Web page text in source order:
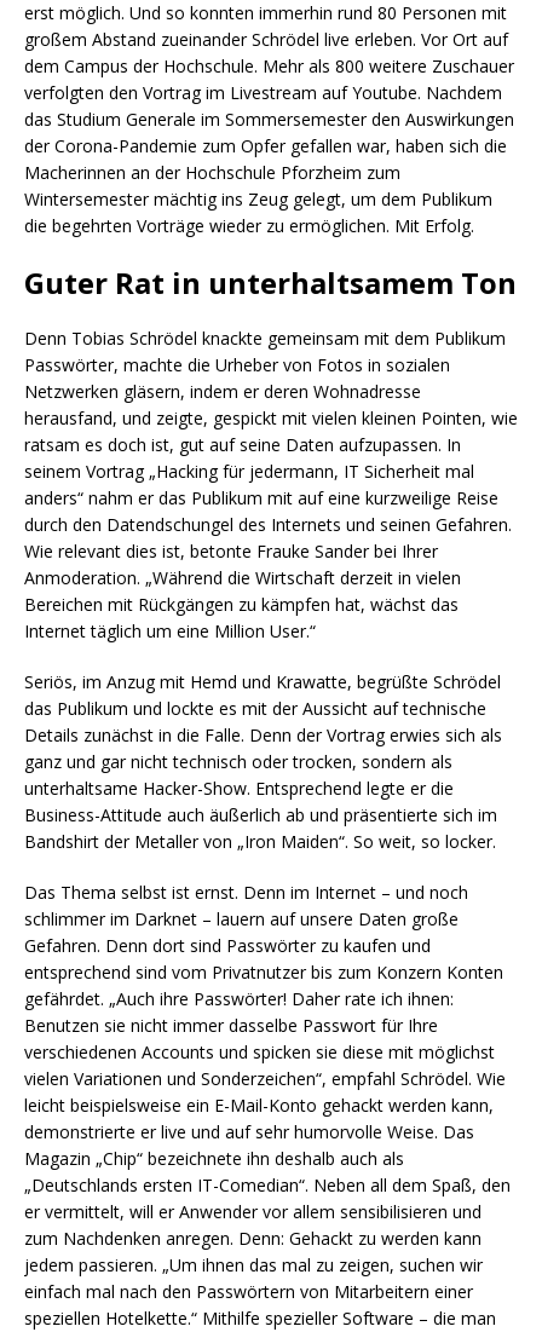
erst möglich. Und so konnten immerhin rund 80 Personen mit
großem Abstand zueinander Schrödel live erleben. Vor Ort auf
dem Campus der Hochschule. Mehr als 800 weitere Zuschauer
verfolgten den Vortrag im Livestream auf Youtube. Nachdem
das Studium Generale im Sommersemester den Auswirkungen
der Corona-Pandemie zum Opfer gefallen war, haben sich die
Macherinnen an der Hochschule Pforzheim zum
Wintersemester mächtig ins Zeug gelegt, um dem Publikum
die begehrten Vorträge wieder zu ermöglichen. Mit Erfolg.
Guter Rat in unterhaltsamem Ton
Denn Tobias Schrödel knackte gemeinsam mit dem Publikum
Passwörter, machte die Urheber von Fotos in sozialen
Netzwerken gläsern, indem er deren Wohnadresse
herausfand, und zeigte, gespickt mit vielen kleinen Pointen, wie
ratsam es doch ist, gut auf seine Daten aufzupassen. In
seinem Vortrag „Hacking für jedermann, IT Sicherheit mal
anders“ nahm er das Publikum mit auf eine kurzweilige Reise
durch den Datendschungel des Internets und seinen Gefahren.
Wie relevant dies ist, betonte Frauke Sander bei Ihrer
Anmoderation. „Während die Wirtschaft derzeit in vielen
Bereichen mit Rückgängen zu kämpfen hat, wächst das
Internet täglich um eine Million User.“
Seriös, im Anzug mit Hemd und Krawatte, begrüßte Schrödel
das Publikum und lockte es mit der Aussicht auf technische
Details zunächst in die Falle. Denn der Vortrag erwies sich als
ganz und gar nicht technisch oder trocken, sondern als
unterhaltsame Hacker-Show. Entsprechend legte er die
Business-Attitude auch äußerlich ab und präsentierte sich im
Bandshirt der Metaller von „Iron Maiden“. So weit, so locker.
Das Thema selbst ist ernst. Denn im Internet – und noch
schlimmer im Darknet – lauern auf unsere Daten große
Gefahren. Denn dort sind Passwörter zu kaufen und
entsprechend sind vom Privatnutzer bis zum Konzern Konten
gefährdet. „Auch ihre Passwörter! Daher rate ich ihnen:
Benutzen sie nicht immer dasselbe Passwort für Ihre
verschiedenen Accounts und spicken sie diese mit möglichst
vielen Variationen und Sonderzeichen“, empfahl Schrödel. Wie
leicht beispielsweise ein E-Mail-Konto gehackt werden kann,
demonstrierte er live und auf sehr humorvolle Weise. Das
Magazin „Chip“ bezeichnete ihn deshalb auch als
„Deutschlands ersten IT-Comedian“. Neben all dem Spaß, den
er vermittelt, will er Anwender vor allem sensibilisieren und
zum Nachdenken anregen. Denn: Gehackt zu werden kann
jedem passieren. „Um ihnen das mal zu zeigen, suchen wir
einfach mal nach den Passwörtern von Mitarbeitern einer
speziellen Hotelkette.“ Mithilfe spezieller Software – die man